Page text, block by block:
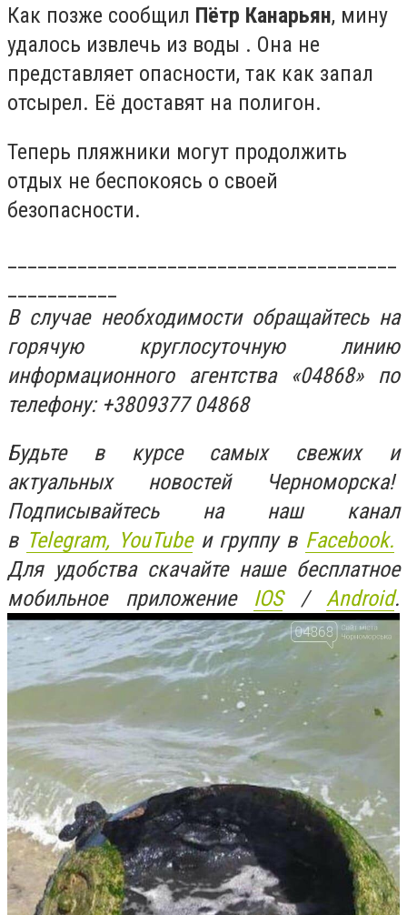
Как позже сообщил Пётр Канарьян, мину
удалось извлечь из воды . Она не
представляет опасности, так как запал
отсырел. Её доставят на полигон.
Теперь пляжники могут продолжить
отдых не беспокоясь о своей
безопасности.
В случае необходимости обращайтесь на
горячую круглосуточную линию
информационного агентства «04868» по
телефону: +3809377 04868
Будьте в курсе самых свежих и
актуальных новостей Черноморска!
Подписывайтесь на наш канал
в Telegram, YouTubeи группу в Facebook.
Для удобства скачайте наше бесплатное
мобильное приложение IOS/ Android.